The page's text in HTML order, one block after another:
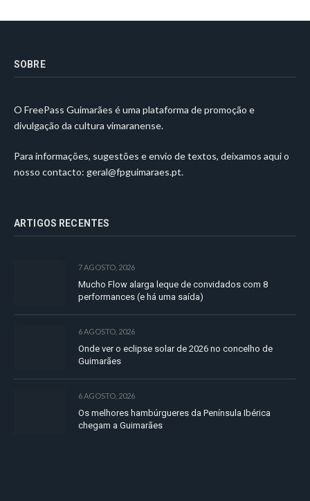
SOBRE
O FreePass Guimarães é uma plataforma de promoção e
divulgação da cultura vimaranense.
Para informações, sugestões e envio de textos, deixamos aqui o
nosso contacto: geral@fpguimaraes.pt.
ARTIGOS RECENTES
7 AGOSTO, 2026
Mucho Flow alarga leque de convidados com 8
performances (e há uma saída)
6 AGOSTO, 2026
Onde ver o eclipse solar de 2026 no concelho de
Guimarães
6 AGOSTO, 2026
Os melhores hambúrgueres da Península Ibérica
chegam a Guimarães